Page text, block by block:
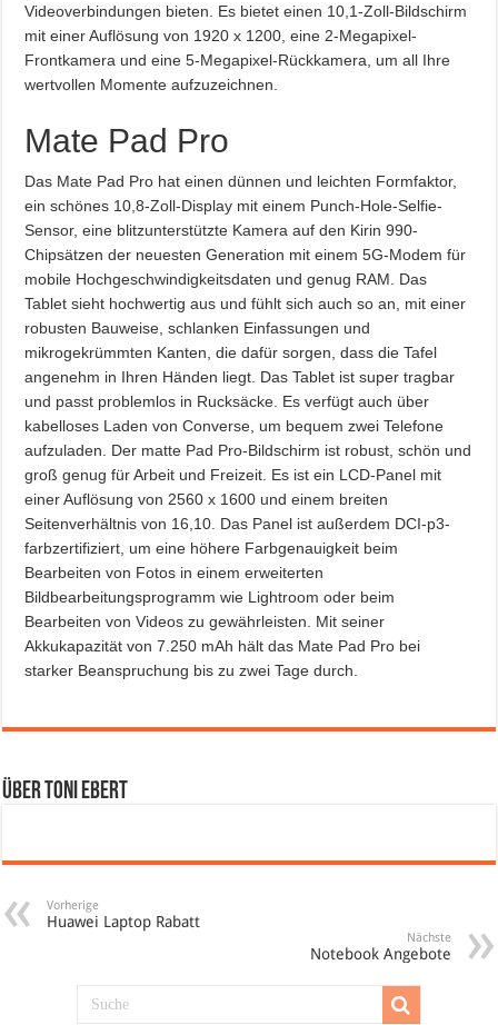
Videoverbindungen bieten. Es bietet einen 10,1-Zoll-Bildschirm
mit einer Auflösung von 1920 x 1200, eine 2-Megapixel-
Frontkamera und eine 5-Megapixel-Rückkamera, um all Ihre
wertvollen Momente aufzuzeichnen.
Mate Pad Pro
Das Mate Pad Pro hat einen dünnen und leichten Formfaktor,
ein schönes 10,8-Zoll-Display mit einem Punch-Hole-Selfie-
Sensor, eine blitzunterstützte Kamera auf den Kirin 990-
Chipsätzen der neuesten Generation mit einem 5G-Modem für
mobile Hochgeschwindigkeitsdaten und genug RAM. Das
Tablet sieht hochwertig aus und fühlt sich auch so an, mit einer
robusten Bauweise, schlanken Einfassungen und
mikrogekrümmten Kanten, die dafür sorgen, dass die Tafel
angenehm in Ihren Händen liegt. Das Tablet ist super tragbar
und passt problemlos in Rucksäcke. Es verfügt auch über
kabelloses Laden von Converse, um bequem zwei Telefone
aufzuladen. Der matte Pad Pro-Bildschirm ist robust, schön und
groß genug für Arbeit und Freizeit. Es ist ein LCD-Panel mit
einer Auflösung von 2560 x 1600 und einem breiten
Seitenverhältnis von 16,10. Das Panel ist außerdem DCI-p3-
farbzertifiziert, um eine höhere Farbgenauigkeit beim
Bearbeiten von Fotos in einem erweiterten
Bildbearbeitungsprogramm wie Lightroom oder beim
Bearbeiten von Videos zu gewährleisten. Mit seiner
Akkukapazität von 7.250 mAh hält das Mate Pad Pro bei
starker Beanspruchung bis zu zwei Tage durch.
Über Toni Ebert
Vorherige
Huawei Laptop Rabatt
Nächste
Notebook Angebote